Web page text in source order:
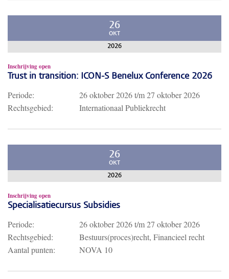
26
OKT
2026
Inschrijving open
Trust in transition: ICON-S Benelux Conference 2026
Periode: 26 oktober 2026t/m27 oktober 2026
Rechtsgebied:
Internationaal Publiekrecht
26
OKT
2026
Inschrijving open
Specialisatiecursus Subsidies
Periode: 26 oktober 2026t/m27 oktober 2026
Rechtsgebied:
Bestuurs(proces)recht, Financieel recht
Aantal punten:
NOVA 10